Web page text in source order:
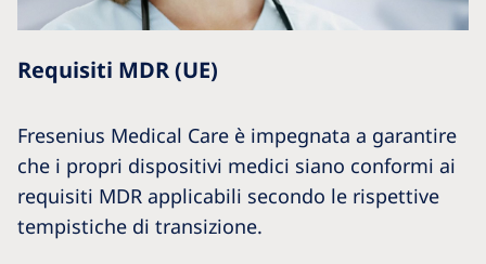
Requisiti MDR (UE)
Fresenius Medical Care è impegnata a garantire
che i propri dispositivi medici siano conformi ai
requisiti MDR applicabili secondo le rispettive
tempistiche di transizione.